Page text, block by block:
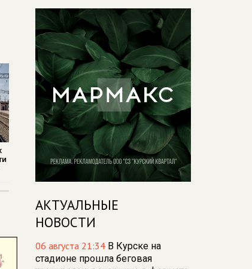
АКТУАЛЬНЫЕ
НОВОСТИ
06 августа 21:34 В Курске на
стадионе прошла беговая